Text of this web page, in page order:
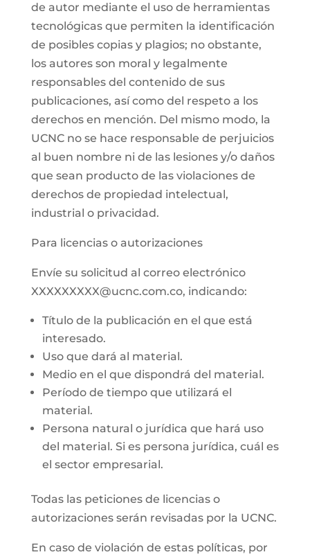
de autor mediante el uso de herramientas
tecnológicas que permiten la identificación
de posibles copias y plagios; no obstante,
los autores son moral y legalmente
responsables del contenido de sus
publicaciones, así como del respeto a los
derechos en mención. Del mismo modo, la
UCNC no se hace responsable de perjuicios
al buen nombre ni de las lesiones y/o daños
que sean producto de las violaciones de
derechos de propiedad intelectual,
industrial o privacidad.
Para licencias o autorizaciones
Envíe su solicitud al correo electrónico
XXXXXXXXX@ucnc.com.co, indicando:
Título de la publicación en el que está
interesado.
Uso que dará al material.
Medio en el que dispondrá del material.
Período de tiempo que utilizará el
material.
Persona natural o jurídica que hará uso
del material. Si es persona jurídica, cuál es
el sector empresarial.
Todas las peticiones de licencias o
autorizaciones serán revisadas por la UCNC.
En caso de violación de estas políticas, por